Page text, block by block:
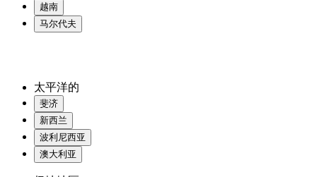
越南
马尔代夫
太平洋的
斐济
新西兰
波利尼西亚
澳大利亚